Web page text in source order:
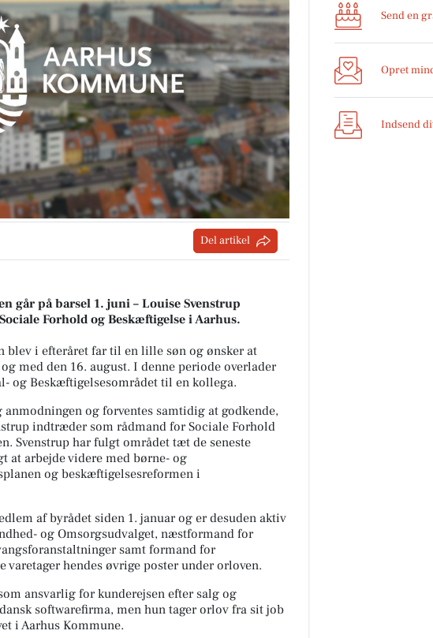
Del artikel
går på barsel 1. juni – Louise Svenstrup
Forhold og Beskæftigelse i Aarhus.
blev i efteråret far til en lille søn og ønsker at
med den 16. august. I denne periode overlader
og Beskæftigelsesområdet til en kollega.
og forventes samtidig at godkende,
indtræder som rådmand for Sociale Forhold
Svenstrup har fulgt området tæt de seneste
at arbejde videre med børne- og
og beskæftigelsesreformen i
af byrådet siden 1. januar og er desuden aktiv
og Omsorgsudvalget, næstformand for
samt formand for
varetager hendes øvrige poster under orloven.
ansvarlig for kunderejsen efter salg og
softwarefirma, men hun tager orlov fra sit job
i Aarhus Kommune.
Send en
Opret
Indsend